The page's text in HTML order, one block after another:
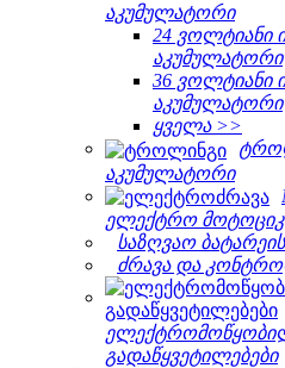
აკუმულატორი
24 ვოლტიანი
აკუმულატორი
36 ვოლტიანი
აკუმულატორი
ყველა >>
აკუმულატორი
ელექტრო
საზღვაო
ძრავა და
გადაწყვეტილებები